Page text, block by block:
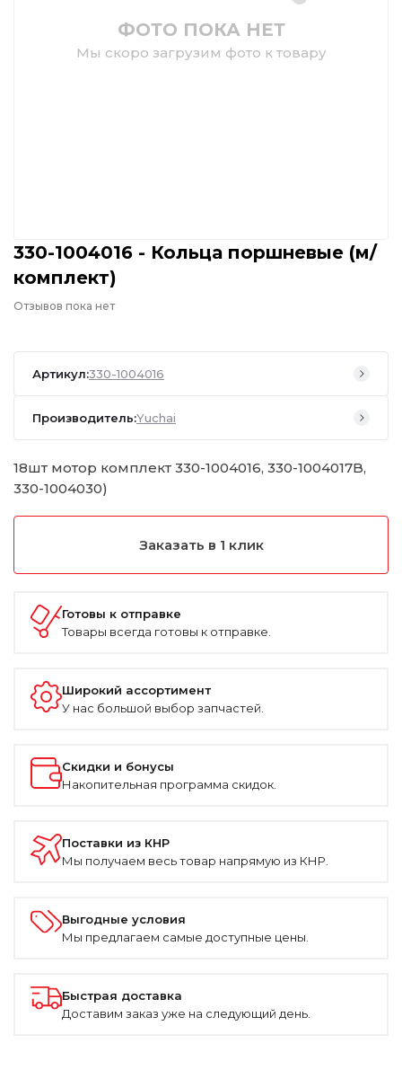
ФОТО ПОКА НЕТ
Мы скоро загрузим фото к товару
330-1004016 - Кольца поршневые (м/
комплект)
Отзывов пока нет
Артикул:330-1004016
Производитель:Yuchai
18шт мотор комплект 330-1004016, 330-1004017B,
330-1004030)
Заказать в 1 клик
Готовы к отправке
Товары всегда готовы к отправке.
Широкий ассортимент
У нас большой выбор запчастей.
Скидки и бонусы
Накопительная программа скидок.
Поставки из КНР
Мы получаем весь товар напрямую из КНР.
Выгодные условия
Мы предлагаем самые доступные цены.
Быстрая доставка
Доставим заказ уже на следующий день.